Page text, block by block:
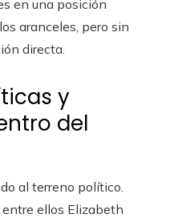
en una posición
aranceles, pero sin
directa.
y
del
al terreno político.
ellos Elizabeth